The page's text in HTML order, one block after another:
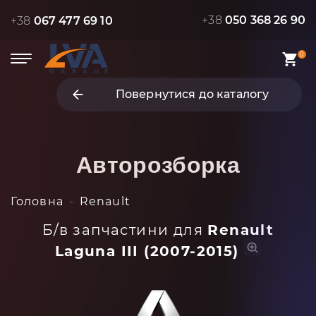
+38 067 477 69 10 +38 050 368 26 90
0
Повернутися до каталогу
Авторозборка
Головна Renault
Б/в запчастини для Renault
Laguna III (2007-2015)